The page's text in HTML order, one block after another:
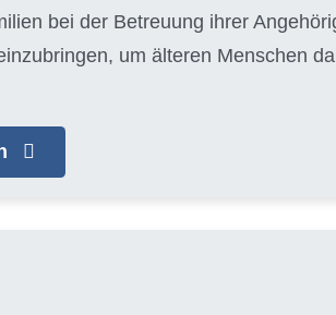
bei der Betreuung ihrer
um älteren Menschen